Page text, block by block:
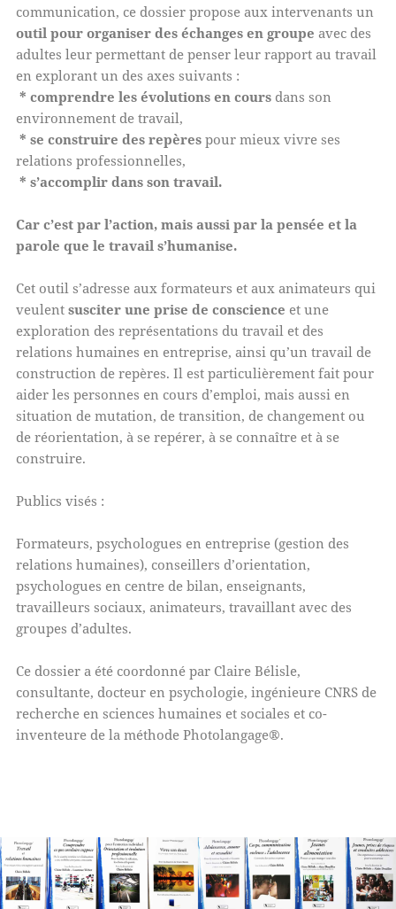
communication, ce dossier propose aux intervenants un
outil pour organiser des échanges en groupe avec des
adultes leur permettant de penser leur rapport au travail
en explorant un des axes suivants :
* comprendre les évolutions en cours dans son
environnement de travail,
* se construire des repères pour mieux vivre ses
relations professionnelles,
* s’accomplir dans son travail.
Car c’est par l’action, mais aussi par la pensée et la
parole que le travail s’humanise.
Cet outil s’adresse aux formateurs et aux animateurs qui
veulent susciter une prise de conscience et une
exploration des représentations du travail et des
relations humaines en entreprise, ainsi qu’un travail de
construction de repères. Il est particulièrement fait pour
aider les personnes en cours d’emploi, mais aussi en
situation de mutation, de transition, de changement ou
de réorientation, à se repérer, à se connaître et à se
construire.
Publics visés :
Formateurs, psychologues en entreprise (gestion des
relations humaines), conseillers d’orientation,
psychologues en centre de bilan, enseignants,
travailleurs sociaux, animateurs, travaillant avec des
groupes d’adultes.
Ce dossier a été coordonné par Claire Bélisle,
consultante, docteur en psychologie, ingénieure CNRS de
recherche en sciences humaines et sociales et co-
inventeure de la méthode Photolangage®.